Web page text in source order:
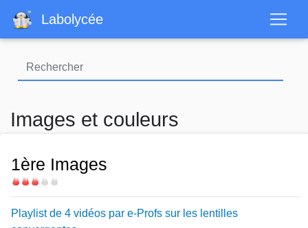
contenu
Labolycée
Images et couleurs
1ère Images
Difficulté
Playlist de 4 vidéos par e-Profs sur les lentilles